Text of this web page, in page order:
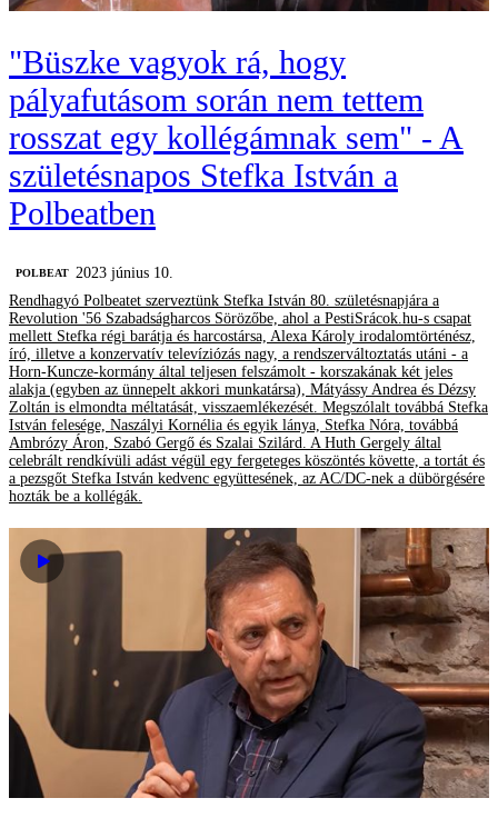
"Büszke vagyok rá, hogy
pályafutásom során nem tettem
rosszat egy kollégámnak sem" - A
születésnapos Stefka István a
Polbeatben
‎POLBEAT
2023 június 10.
Rendhagyó Polbeatet szerveztünk Stefka István 80. születésnapjára a
Revolution '56 Szabadságharcos Sörözőbe, ahol a PestiSrácok.hu-s csapat
mellett Stefka régi barátja és harcostársa, Alexa Károly irodalomtörténész,
író, illetve a konzervatív televíziózás nagy, a rendszerváltoztatás utáni - a
Horn-Kuncze-kormány által teljesen felszámolt - korszakának két jeles
alakja (egyben az ünnepelt akkori munkatársa), Mátyássy Andrea és Dézsy
Zoltán is elmondta méltatását, visszaemlékezését. Megszólalt továbbá Stefka
István felesége, Naszályi Kornélia és egyik lánya, Stefka Nóra, továbbá
Ambrózy Áron, Szabó Gergő és Szalai Szilárd. A Huth Gergely által
celebrált rendkívüli adást végül egy fergeteges köszöntés követte, a tortát és
a pezsgőt Stefka István kedvenc együttesének, az AC/DC-nek a dübörgésére
hozták be a kollégák.